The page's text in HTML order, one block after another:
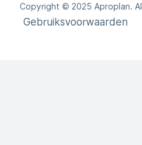
Copyright © 2025 Aproplan.
Gebruiksvoorwaarden